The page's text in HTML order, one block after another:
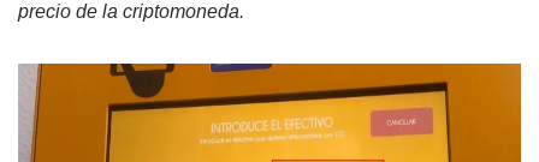
precio de la criptomoneda.